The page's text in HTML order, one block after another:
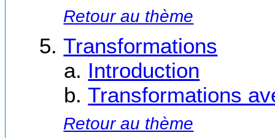
Retour au thème
Transformations
Introduction
Transformations
Retour au thème